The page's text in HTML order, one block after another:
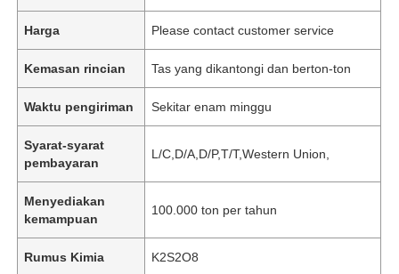
Harga Please contact customer service
Kemasan rincian Tas yang dikantongi dan berton-ton
Waktu pengiriman Sekitar enam minggu
Syarat-syarat
pembayaran
L/C,D/A,D/P,T/T,Western Union,
Menyediakan
kemampuan
100.000 ton per tahun
Rumus Kimia K2S2O8